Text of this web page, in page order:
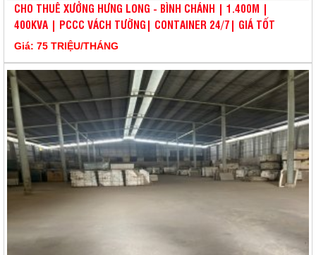
CHO THUÊ XƯỞNG HƯNG LONG - BÌNH CHÁNH | 1.400M |
400KVA | PCCC VÁCH TƯỜNG| CONTAINER 24/7| GIÁ TỐT
Giá: 75 TRIỆU/THÁNG